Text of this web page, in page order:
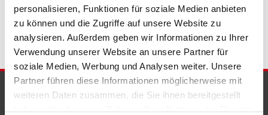
personalisieren, Funktionen für soziale Medien anbieten
zu können und die Zugriffe auf unsere Website zu
analysieren. Außerdem geben wir Informationen zu Ihrer
Verwendung unserer Website an unsere Partner für
soziale Medien, Werbung und Analysen weiter. Unsere
Partner führen diese Informationen möglicherweise mit
weiteren Daten zusammen, die Sie ihnen bereitgestellt
haben oder die sie im Rahmen Ihrer Nutzung der Dienste
Immobilienkauf Bad Eilsen
PARTNER & AUSZEICHNUNGEN